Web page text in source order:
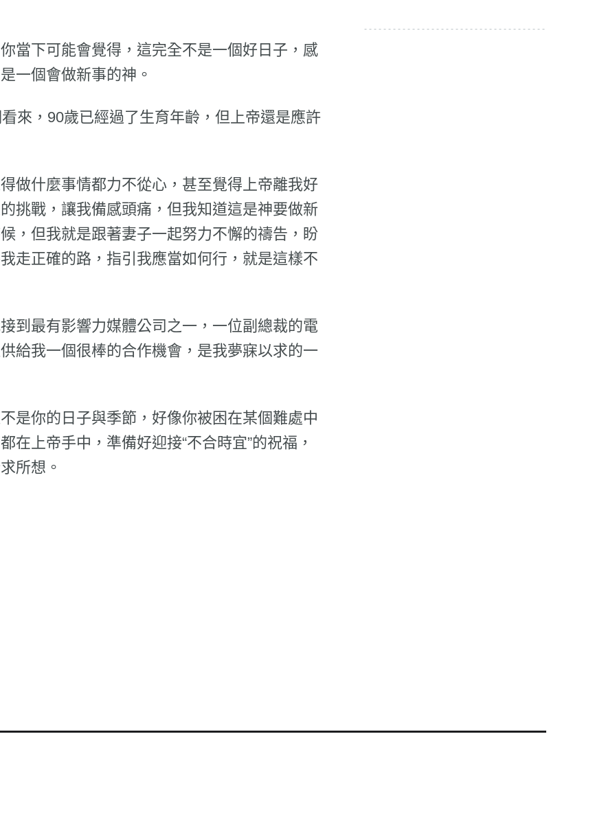
當下可能會覺得，這完全不是一個好日子，感
一個會做新事的神。
來，90歲已經過了生育年齡，但上帝還是應許
做什麼事情都力不從心，甚至覺得上帝離我好
挑戰，讓我備感頭痛，但我知道這是神要做新
，但我就是跟著妻子一起努力不懈的禱告，盼
走正確的路，指引我應當如何行，就是這樣不
到最有影響力媒體公司之一，一位副總裁的電
給我一個很棒的合作機會，是我夢寐以求的一
是你的日子與季節，好像你被困在某個難處中
在上帝手中，準備好迎接“不合時宜”的祝福，
所想。